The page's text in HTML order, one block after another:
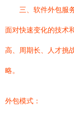
三、软件外包服
面对快速变化的技术
高、周期长、人才挑
略。
外包模式：